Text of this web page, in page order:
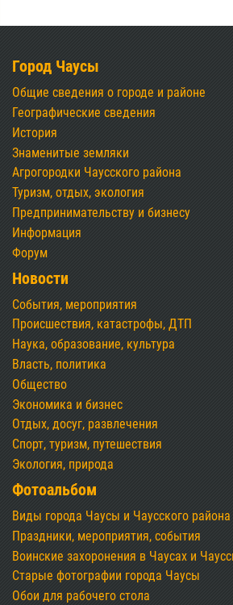
Город Чаусы
Общие сведения о городе и районе
Географические сведения
История
Знаменитые земляки
Агрогородки Чаусского района
Туризм, отдых, экология
Предпринимательству и бизнесу
Информация
Форум
Новости
События, мероприятия
Происшествия, катастрофы, ДТП
Наука, образование, культура
Власть, политика
Общество
Экономика и бизнес
Отдых, досуг, развлечения
Спорт, туризм, путешествия
Экология, природа
Фотоальбом
Виды города Чаусы и Чаусского района
Праздники, мероприятия, события
Воинские захоронения в Чаусах и
Старые фотографии города Чаусы
Обои для рабочего стола